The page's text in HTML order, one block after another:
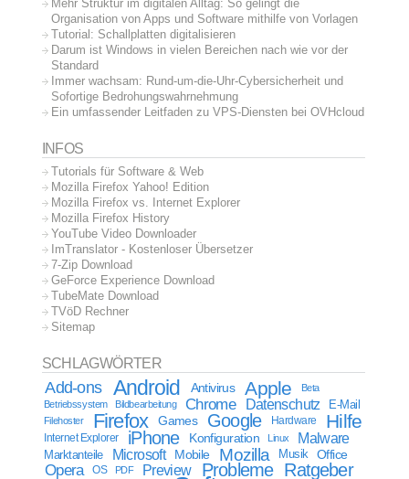
Mehr Struktur im digitalen Alltag: So gelingt die
Organisation von Apps und Software mithilfe von Vorlagen
Tutorial: Schallplatten digitalisieren
Darum ist Windows in vielen Bereichen nach wie vor der
Standard
Immer wachsam: Rund-um-die-Uhr-Cybersicherheit und
Sofortige Bedrohungswahrnehmung
Ein umfassender Leitfaden zu VPS-Diensten bei OVHcloud
INFOS
Tutorials für Software & Web
Mozilla Firefox Yahoo! Edition
Mozilla Firefox vs. Internet Explorer
Mozilla Firefox History
YouTube Video Downloader
ImTranslator - Kostenloser Übersetzer
7-Zip Download
GeForce Experience Download
TubeMate Download
TVöD Rechner
Sitemap
SCHLAGWÖRTER
Add-ons Android Antivirus Apple
Beta
Betriebssystem
Bildbearbeitung Chrome Datenschutz E-Mail
Filehoster Firefox Games Google Hardware Hilfe
Internet Explorer iPhone Konfiguration Linux Malware
Marktanteile Microsoft Mobile Mozilla Musik Office
Opera OS PDF Preview Probleme Ratgeber